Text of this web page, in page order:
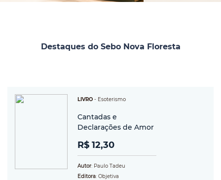
Destaques do Sebo Nova Floresta
LIVRO - Esoterismo
Cantadas e
Declarações de Amor
R$ 12,30
Autor: Paulo Tadeu
Editora: Objetiva